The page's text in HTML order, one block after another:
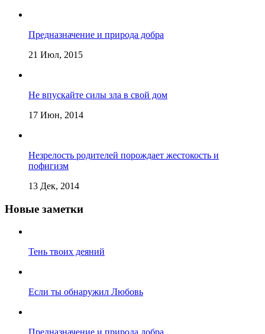
Предназначение и природа добра
21 Июл, 2015
Не впускайте силы зла в свой дом
17 Июн, 2014
Незрелость родителей порождает жестокость и
пофигизм
13 Дек, 2014
Новые заметки
Тень твоих деяний
Если ты обнаружил Любовь